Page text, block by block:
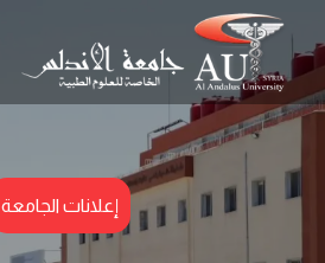
إعلانات الجامعة